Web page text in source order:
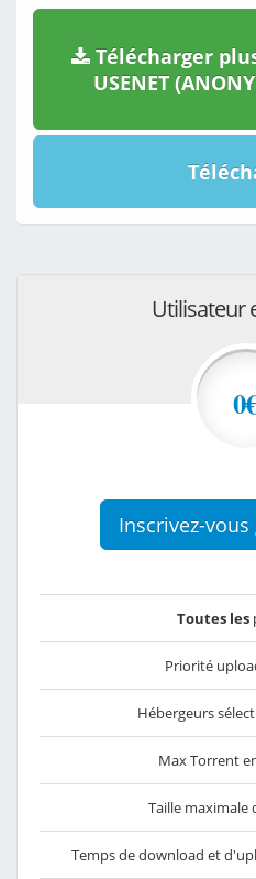
Télécharger
USENET
Utilisateur
Inscrivez-
Toutes les
Priorité
Hébergeurs
Max Torrent
Taille maximale
Temps de download et